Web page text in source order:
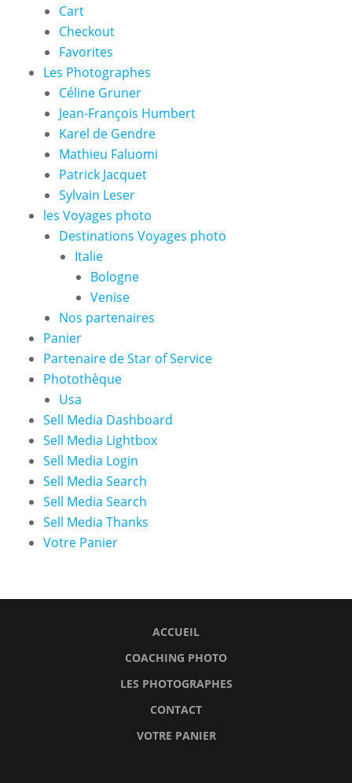
Cart
Checkout
Favorites
Les Photographes
Céline Gruner
Jean-François Humbert
Karel de Gendre
Mathieu Faluomi
Patrick Jacquet
Sylvain Leser
les Voyages photo
Destinations Voyages photo
Italie
Bologne
Venise
Nos partenaires
Panier
Partenaire de Star of Service
Photothèque
Usa
Sell Media Dashboard
Sell Media Lightbox
Sell Media Login
Sell Media Search
Sell Media Search
Sell Media Thanks
Votre Panier
ACCUEIL
COACHING PHOTO
LES PHOTOGRAPHES
CONTACT
VOTRE PANIER